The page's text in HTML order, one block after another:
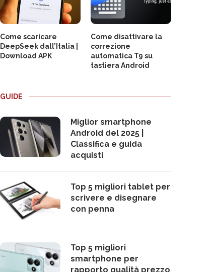
Come scaricare
DeepSeek dall’Italia |
Download APK
Come disattivare la
correzione
automatica T9 su
tastiera Android
GUIDE
Miglior smartphone
Android del 2025 |
Classifica e guida
acquisti
Top 5 migliori tablet per
scrivere e disegnare
con penna
Top 5 migliori
smartphone per
rapporto qualità prezzo